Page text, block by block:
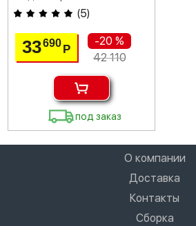
(5)
33690 Р
-20 %
42 110
под заказ
О компании
Доставка
Контакты
Сборка